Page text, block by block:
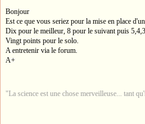
Bonjour
Est ce que vous seriez pour la mise en place
Dix pour le meilleur, 8 pour le suivant puis
Vingt points pour le solo.
A entretenir via le forum.
A+
"La science est une chose merveilleuse... tant